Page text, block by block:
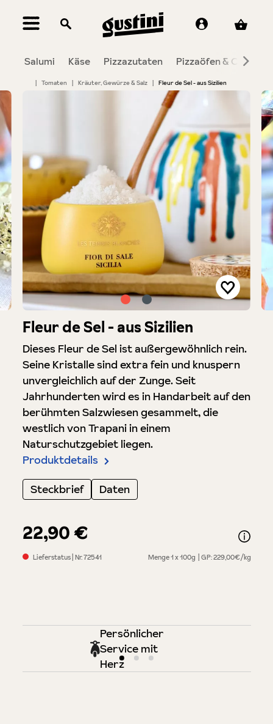
springen
Salumi Käse Pizzazutaten Pizzaöfen & Co.
| Tomaten | Kräuter, Gewürze & Salz | Fleur de Sel - aus Sizilien
22,90 €
Fleur de Sel - aus Sizilien
Dieses Fleur de Sel ist außergewöhnlich rein.
Seine Kristalle sind extra fein und knuspern
unvergleichlich auf der Zunge. Seit
Jahrhunderten wird es in Handarbeit auf den
berühmten Salzwiesen gesammelt, die
westlich von Trapani in einem
Naturschutzgebiet liegen.
Produktdetails
Steckbrief
Daten
Lieferstatus | Nr.72541 Menge1 x 100g GP: 229,00€/kg
Persönlicher
Service mit
Herz